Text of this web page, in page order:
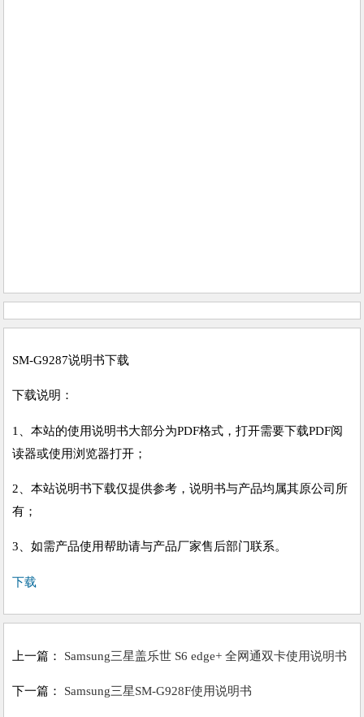
SM-G9287说明书下载
下载说明：
1、本站的使用说明书大部分为PDF格式，打开需要下载PDF阅
读器或使用浏览器打开；
2、本站说明书下载仅提供参考，说明书与产品均属其原公司所
有；
3、如需产品使用帮助请与产品厂家售后部门联系。
下载
上一篇： Samsung三星盖乐世 S6 edge+ 全网通双卡使用说明书
下一篇： Samsung三星SM-G928F使用说明书